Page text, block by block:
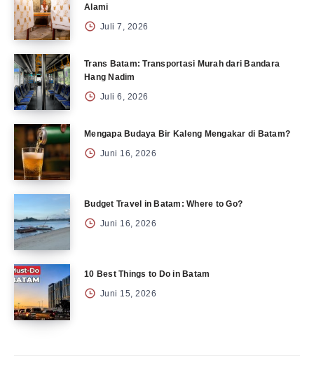
Alami
Juli 7, 2026
Trans Batam: Transportasi Murah dari Bandara
Hang Nadim
Juli 6, 2026
Mengapa Budaya Bir Kaleng Mengakar di Batam?
Juni 16, 2026
Budget Travel in Batam: Where to Go?
Juni 16, 2026
10 Best Things to Do in Batam
Juni 15, 2026